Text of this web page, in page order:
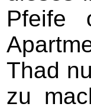
Pfeife
Thad
zu